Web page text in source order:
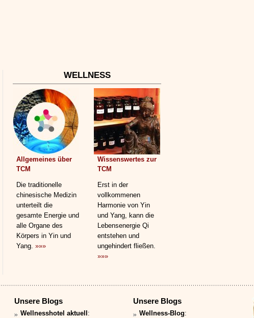
WELLNESS
Allgemeines über
TCM
Die traditionelle
chinesische Medizin
unterteilt die
gesamte Energie und
alle Organe des
Körpers in Yin und
Yang. »»»
Wissenswertes zur
TCM
Erst in der
vollkommenen
Harmonie von Yin
und Yang, kann die
Lebensenergie Qi
entstehen und
ungehindert fließen.
»»»
Unsere Blogs
Wellnesshotel aktuell :
Unsere Blogs
Wellness-Blog: